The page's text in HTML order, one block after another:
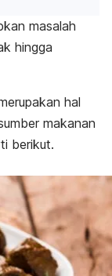
masalah
hingga
hal
makanan
berikut.